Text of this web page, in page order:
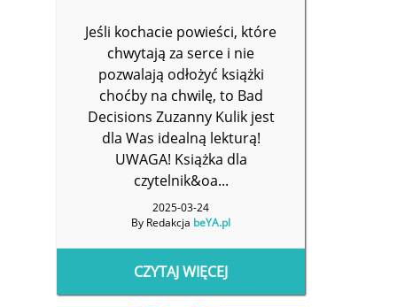
Jeśli kochacie powieści, które
chwytają za serce i nie
pozwalają odłożyć książki
choćby na chwilę, to Bad
Decisions Zuzanny Kulik jest
dla Was idealną lekturą!
UWAGA! Książka dla
czytelnik&oa...
2025-03-24
By Redakcja beYA.pl
CZYTAJ WIĘCEJ